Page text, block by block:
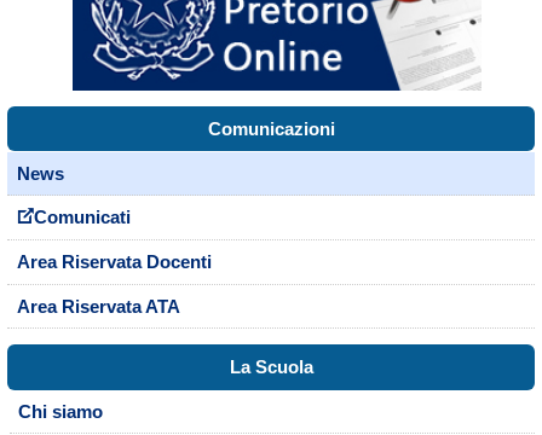
Comunicazioni
News
Comunicati
Area Riservata Docenti
Area Riservata ATA
La Scuola
Chi siamo